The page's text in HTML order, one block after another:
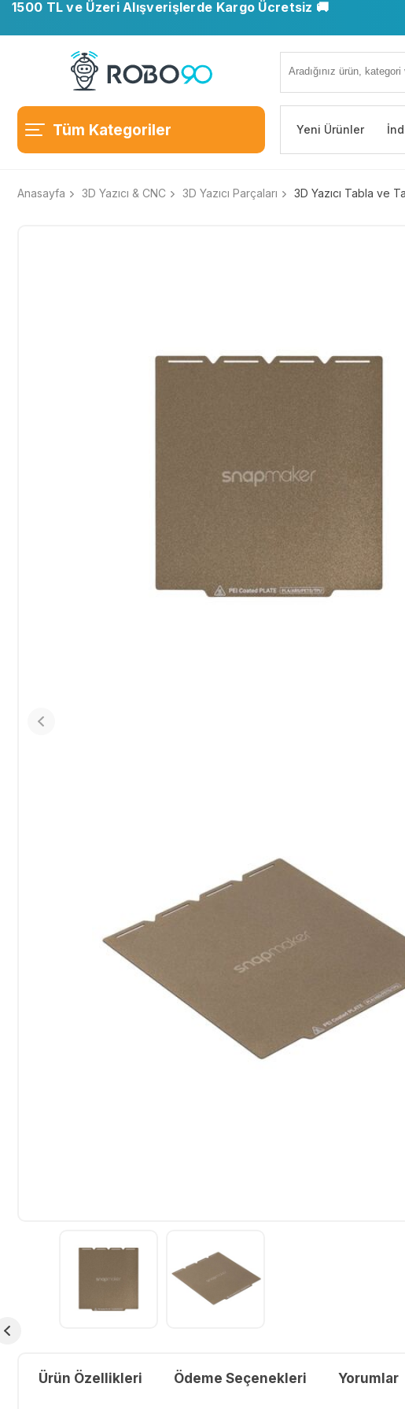
1500 TL ve Üzeri Alışverişlerde Kargo Ücretsiz 🚚
Tüm Kategoriler Yeni Ürünler
Anasayfa 3D Yazıcı & CNC 3D Yazıcı Parçaları 3D Yazıcı Tabla ve
Ürün Özellikleri Ödeme Seçenekleri Yorumlar